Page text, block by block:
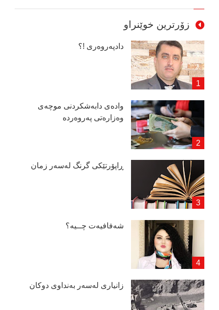
زۆرترین خوێنراو
دادپەروەری !؟
وادەی دابەشكردنی موچەی
وەزارەتی پەروەردە
ڕاپۆرتێكی گرنگ لەسەر زمان
شەفافیەت چــیە؟
زانیاری لەسەر بەنداوی دوكان